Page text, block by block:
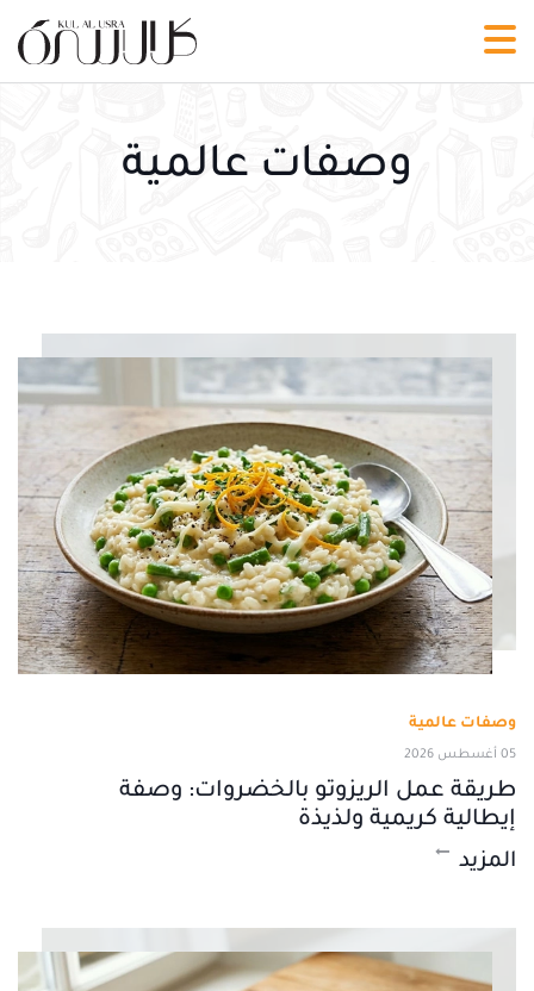
وصفات عالمية
وصفات عالمية
05 أغسطس 2026
طريقة عمل الريزوتو بالخضروات: وصفة
إيطالية كريمية ولذيذة
المزيد